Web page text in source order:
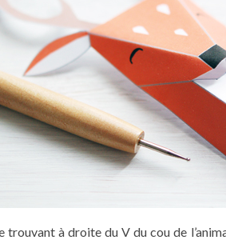
trouvant à droite du V du cou de